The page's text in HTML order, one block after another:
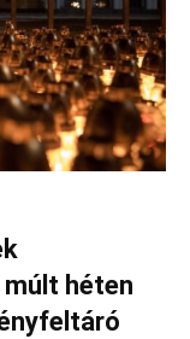
múlt héten